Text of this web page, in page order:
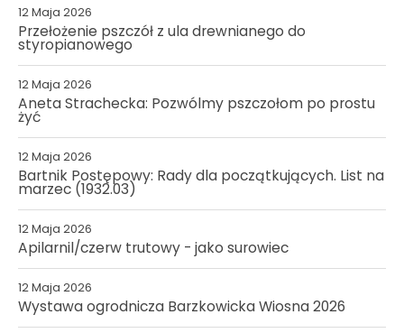
12 Maja 2026
Przełożenie pszczół z ula drewnianego do
styropianowego
12 Maja 2026
Aneta Strachecka: Pozwólmy pszczołom po prostu
żyć
12 Maja 2026
Bartnik Postępowy: Rady dla początkujących. List na
marzec (1932.03)
12 Maja 2026
Apilarnil/czerw trutowy - jako surowiec
12 Maja 2026
Wystawa ogrodnicza Barzkowicka Wiosna 2026